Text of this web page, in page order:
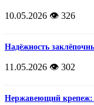
10.05.2026 👁️ 326
Надёжность
11.05.2026 👁️ 302
Нержавеющий крепеж: